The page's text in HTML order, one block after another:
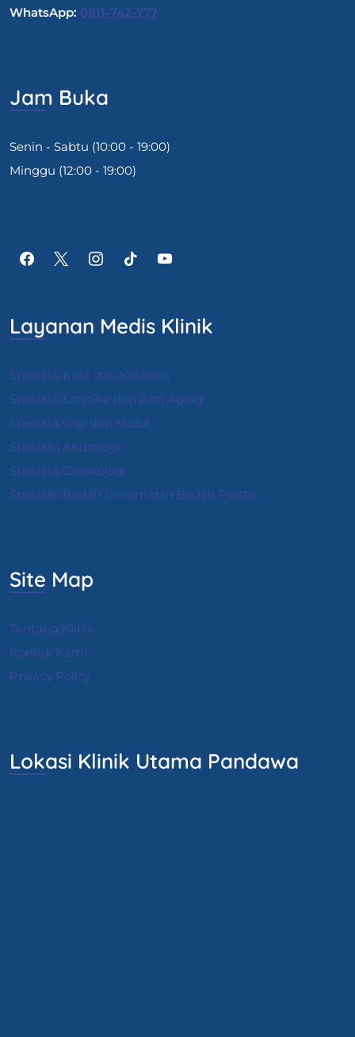
WhatsApp: 0811-742-777
Jam Buka
Senin - Sabtu (10:00 - 19:00)
Minggu (12:00 - 19:00)
Layanan Medis Klinik
Spesialis Kulit dan Kelamin
Spesialis Estetika dan Anti Aging
Spesialis Gigi dan Mulut
Spesialis Andrologi
Spesialis Ginekologi
Spesialis Bedah Umum dan Bedah Plastik
Site Map
Tentang Klinik
Kontak Kami
Privacy Policy
Lokasi Klinik Utama Pandawa